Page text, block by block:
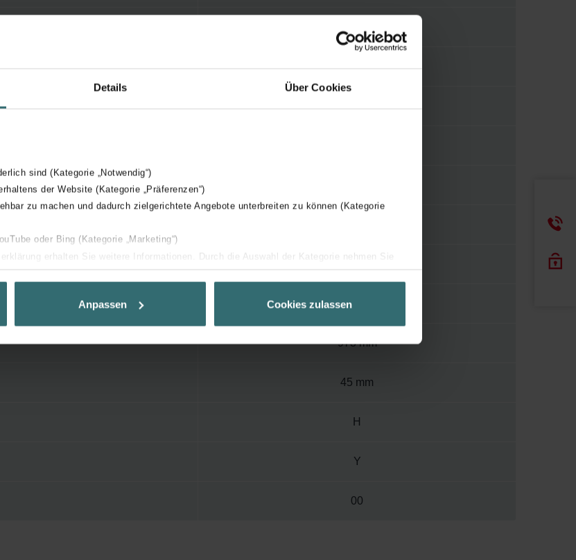
Details Über Cookies
sind (Kategorie „Notwendig“)
der Website (Kategorie „Präferenzen“)
zu machen und dadurch zielgerichtete Angebote unterbreiten zu können (Kategorie
oder Bing (Kategorie „Marketing“)
erhalten Sie weitere Informationen. Durch die Auswahl der Kategorie nehmen Sie
Nutzererfahrung zu ermöglichen und Ihnen maßgeschneiderte Informationen
zu stellen. Alle Einwilligungen können Sie selbstverständlich über einen Link in der
Anpassen Cookies zulassen
S012
1/2"
600 mm
973 mm
45 mm
H
Y
00